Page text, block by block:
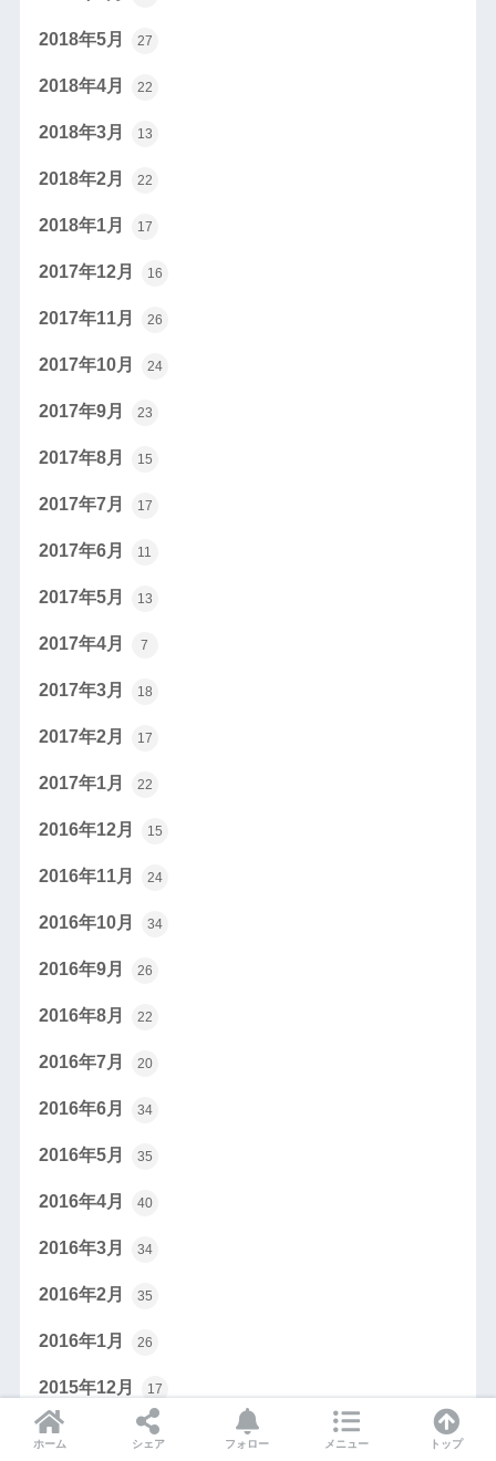
2018年5月 27
2018年4月 22
2018年3月 13
2018年2月 22
2018年1月 17
2017年12月 16
2017年11月 26
2017年10月 24
2017年9月 23
2017年8月 15
2017年7月 17
2017年6月 11
2017年5月 13
2017年4月 7
2017年3月 18
2017年2月 17
2017年1月 22
2016年12月 15
2016年11月 24
2016年10月 34
2016年9月 26
2016年8月 22
2016年7月 20
2016年6月 34
2016年5月 35
2016年4月 40
2016年3月 34
2016年2月 35
2016年1月 26
2015年12月 17
2015年11月 17
ホーム シェア フォロー メニュー トップ